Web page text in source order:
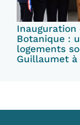
Inauguration
Botanique :
logements
Guillaumet à